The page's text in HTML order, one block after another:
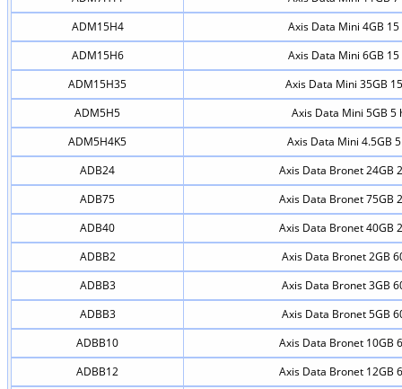
ADM15H4
Axis Data Mini 4GB
ADM15H6
Axis Data Mini 6GB
ADM15H35
Axis Data Mini 35GB
ADM5H5
Axis Data Mini 5GB 5
ADM5H4K5
Axis Data Mini 4.5GB
ADB24
Axis Data Bronet 24GB
ADB75
Axis Data Bronet 75GB
ADB40
Axis Data Bronet 40GB
ADBB2
Axis Data Bronet 2GB
ADBB3
Axis Data Bronet 3GB
ADBB3
Axis Data Bronet 5GB
ADBB10
Axis Data Bronet 10GB
ADBB12
Axis Data Bronet 12GB